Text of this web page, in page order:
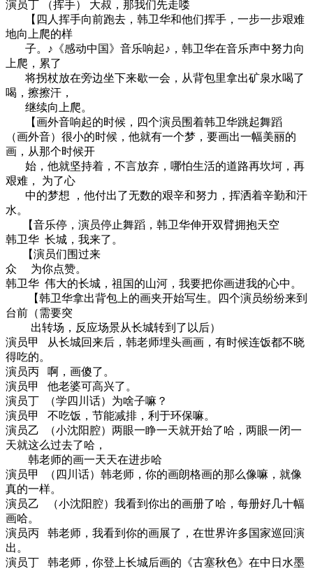
演员丁 （挥手） 大叔，那我们先走喽
【四人挥手向前跑去，韩卫华和他们挥手，一步一步艰难
地向上爬的样
子。♪《感动中国》音乐响起♪，韩卫华在音乐声中努力向
上爬，累了
将拐杖放在旁边坐下来歇一会，从背包里拿出矿泉水喝了
喝，擦擦汗，
继续向上爬。
【画外音响起的时候，四个演员围着韩卫华跳起舞蹈
（画外音）很小的时候，他就有一个梦，要画出一幅美丽的
画，从那个时候开
始，他就坚持着，不言放弃，哪怕生活的道路再坎坷，再
艰难， 为了心
中的梦想 ，他付出了无数的艰辛和努力，挥洒着辛勤和汗
水。
【音乐停，演员停止舞蹈，韩卫华伸开双臂拥抱天空
韩卫华 长城，我来了。
【演员们围过来
众 为你点赞。
韩卫华 伟大的长城，祖国的山河，我要把你画进我的心中。
【韩卫华拿出背包上的画夹开始写生。四个演员纷纷来到
台前（需要突
出转场，反应场景从长城转到了以后）
演员甲 从长城回来后，韩老师埋头画画，有时候连饭都不晓
得吃的。
演员丙 啊，画傻了。
演员甲 他老婆可高兴了。
演员丁 （学四川话）为啥子嘛？
演员甲 不吃饭，节能减排，利于环保嘛。
演员乙 （小沈阳腔）两眼一睁一天就开始了哈，两眼一闭一
天就这么过去了哈，
韩老师的画一天天在进步哈
演员甲 （四川话）韩老师，你的画朗格画的那么像嘛，就像
真的一样。
演员乙 （小沈阳腔）我看到你出的画册了哈，每册好几十幅
画哈。
演员丙 韩老师，我看到你的画展了，在世界许多国家巡回演
出。
演员丁 韩老师，你登上长城后画的《古塞秋色》在中日水墨